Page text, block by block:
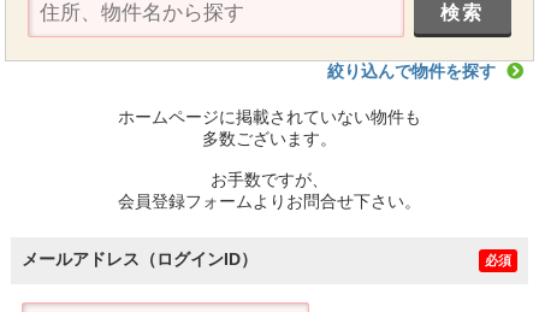
絞り込んで物件を探す
ホームページに掲載されていない物件も
多数ございます。
お手数ですが、
会員登録フォームよりお問合せ下さい。
メールアドレス（ログインID） 必須